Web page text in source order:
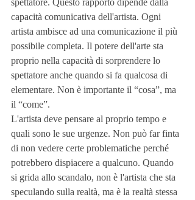
capacità comunicativa dell'artista. Ogni
artista ambisce ad una comunicazione il più
possibile completa. Il potere dell'arte sta
proprio nella capacità di sorprendere lo
spettatore anche quando si fa qualcosa di
elementare. Non è importante il “cosa”, ma
il “come”.
L'artista deve pensare al proprio tempo e
quali sono le sue urgenze. Non può far finta
di non vedere certe problematiche perché
potrebbero dispiacere a qualcuno. Quando
si grida allo scandalo, non è l'artista che sta
speculando sulla realtà, ma è la realtà stessa